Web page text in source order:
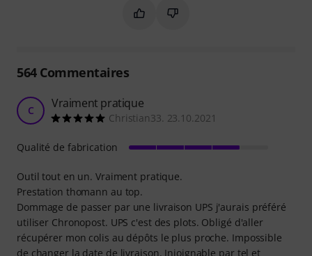
Marquer ce résumé comme utile
Marquer ce résumé comme
564Commentaires
C Vraiment pratique
Christian33. 23.10.2021
Outil tout en un. Vraiment pratique.
Prestation thomann au top.
Dommage de passer par une livraison UPS j'aurais préféré
utiliser Chronopost. UPS c'est des plots. Obligé d'aller
récupérer mon colis au dépôts le plus proche. Impossible
de changer la date de livraison. Injoignable par tel et
Qualité de fabrication